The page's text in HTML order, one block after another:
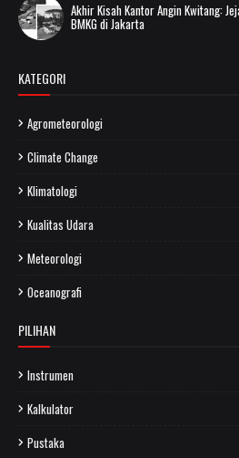
Akhir Kisah Kantor Angin Kwitang:
BMKG di Jakarta
KATEGORI
Agrometeorologi
Climate Change
Klimatologi
Kualitas Udara
Meteorologi
Oceanografi
PILIHAN
Instrumen
Kalkulator
Pustaka